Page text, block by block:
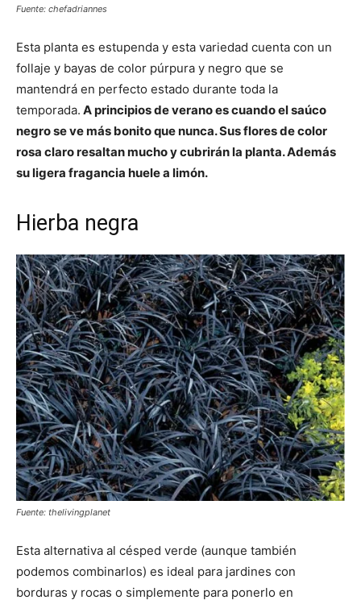
Fuente: chefadriannes
Esta planta es estupenda y esta variedad cuenta con un
follaje y bayas de color púrpura y negro que se
mantendrá en perfecto estado durante toda la
temporada. A principios de verano es cuando el saúco
negro se ve más bonito que nunca. Sus flores de color
rosa claro resaltan mucho y cubrirán la planta. Además
su ligera fragancia huele a limón.
Hierba negra
Fuente: thelivingplanet
Esta alternativa al césped verde (aunque también
podemos combinarlos) es ideal para jardines con
borduras y rocas o simplemente para ponerlo en